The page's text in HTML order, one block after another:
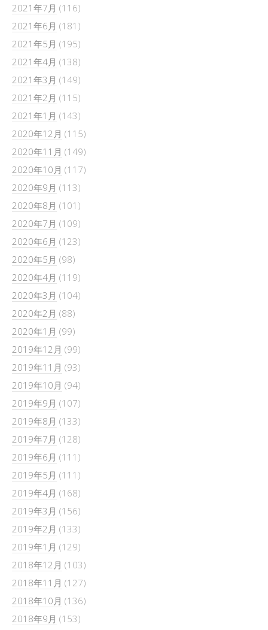
2021年7月 (116)
2021年6月 (181)
2021年5月 (195)
2021年4月 (138)
2021年3月 (149)
2021年2月 (115)
2021年1月 (143)
2020年12月 (115)
2020年11月 (149)
2020年10月 (117)
2020年9月 (113)
2020年8月 (101)
2020年7月 (109)
2020年6月 (123)
2020年5月 (98)
2020年4月 (119)
2020年3月 (104)
2020年2月 (88)
2020年1月 (99)
2019年12月 (99)
2019年11月 (93)
2019年10月 (94)
2019年9月 (107)
2019年8月 (133)
2019年7月 (128)
2019年6月 (111)
2019年5月 (111)
2019年4月 (168)
2019年3月 (156)
2019年2月 (133)
2019年1月 (129)
2018年12月 (103)
2018年11月 (127)
2018年10月 (136)
2018年9月 (153)